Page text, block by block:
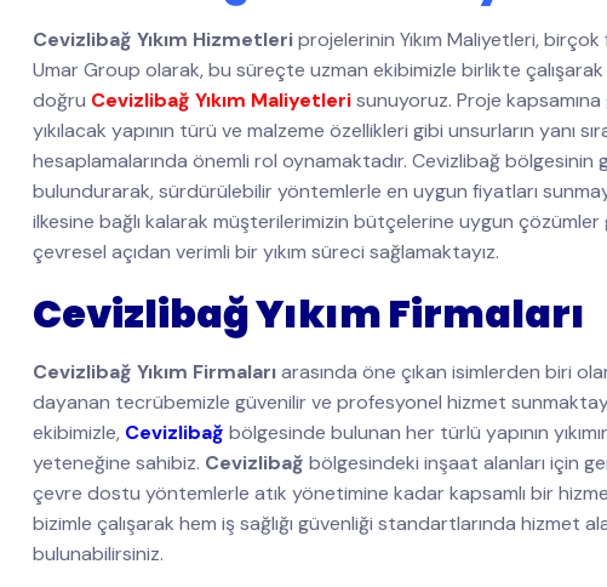
Cevizlibağ Yıkım Hizmetleriprojelerinin Yıkım Maliyetleri,
Umar Group olarak, bu süreçte uzman ekibimizle birlikte
doğru Cevizlibağ Yıkım Maliyetlerisunuyoruz. Proje
yıkılacak yapının türü ve malzeme özellikleri gibi unsurların yanı
hesaplamalarında önemli rol oynamaktadır. Cevizlibağ
bulundurarak, sürdürülebilir yöntemlerle en uygun fiyatları
ilkesine bağlı kalarak müşterilerimizin bütçelerine uygun
çevresel açıdan verimli bir yıkım süreci sağlamaktayız.
Cevizlibağ Yıkım Firmaları
Cevizlibağ Yıkım Firmalarıarasında öne çıkan isimlerden biri
dayanan tecrübemizle güvenilir ve profesyonel hizmet
ekibimizle, Cevizlibağ bölgesinde bulunan her türlü yapının
yeteneğine sahibiz. Cevizlibağ bölgesindeki inşaat alanları için
çevre dostu yöntemlerle atık yönetimine kadar kapsamlı bir
bizimle çalışarak hem iş sağlığı güvenliği standartlarında hizmet
bulunabilirsiniz.